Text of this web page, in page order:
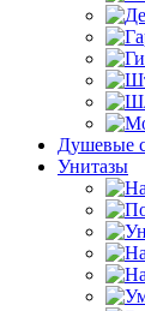
Душевые
Унитазы